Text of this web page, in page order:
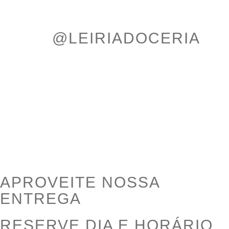
@LEIRIADOCERIA
APROVEITE NOSSA
ENTREGA
RESERVE DIA E HORÁRIO